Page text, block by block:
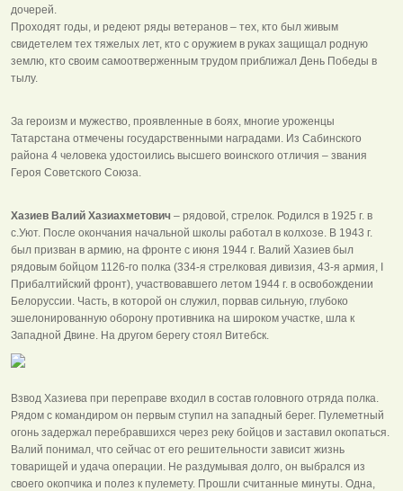
дочерей.
Проходят годы, и редеют ряды ветеранов – тех, кто был живым
свидетелем тех тяжелых лет, кто с оружием в руках защищал родную
землю, кто своим самоотверженным трудом приближал День Победы в
тылу.
За героизм и мужество, проявленные в боях, многие уроженцы
Татарстана отмечены государственными наградами. Из Сабинского
района 4 человека удостоились высшего воинского отличия – звания
Героя Советского Союза.
Хазиев Валий Хазиахметович – рядовой, стрелок. Родился в 1925 г. в
с.Уют. После окончания начальной школы работал в колхозе. В 1943 г.
был призван в армию, на фронте с июня 1944 г. Валий Хазиев был
рядовым бойцом 1126‑го полка (334‑я стрелковая дивизия, 43‑я армия, I
Прибалтийский фронт), участвовавшего летом 1944 г. в освобождении
Белоруссии. Часть, в которой он служил, порвав сильную, глубоко
эшелонированную оборону противника на широком участке, шла к
Западной Двине. На другом берегу стоял Витебск.
Взвод Хазиева при переправе входил в состав головного отряда полка.
Рядом с командиром он первым ступил на западный берег. Пулеметный
огонь задержал перебравшихся через реку бойцов и заставил окопаться.
Валий понимал, что сейчас от его решительности зависит жизнь
товарищей и удача операции. Не раздумывая долго, он выбрался из
своего окопчика и полез к пулемету. Прошли считанные минуты. Одна,